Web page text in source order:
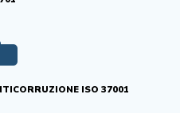
ISO 37001